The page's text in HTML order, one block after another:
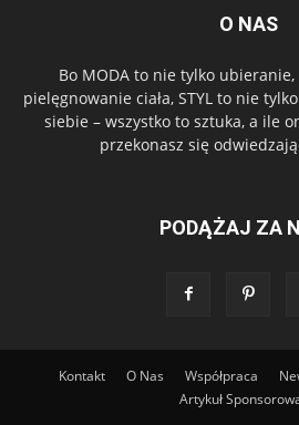
O NAS
Bo MODA to nie tylko ubieranie,
pielęgnowanie ciała, STYL to nie
siebie – wszystko to sztuka, a ile
przekonasz się
PODĄŻAJ ZA
Kontakt O Nas Współpraca
Artykuł